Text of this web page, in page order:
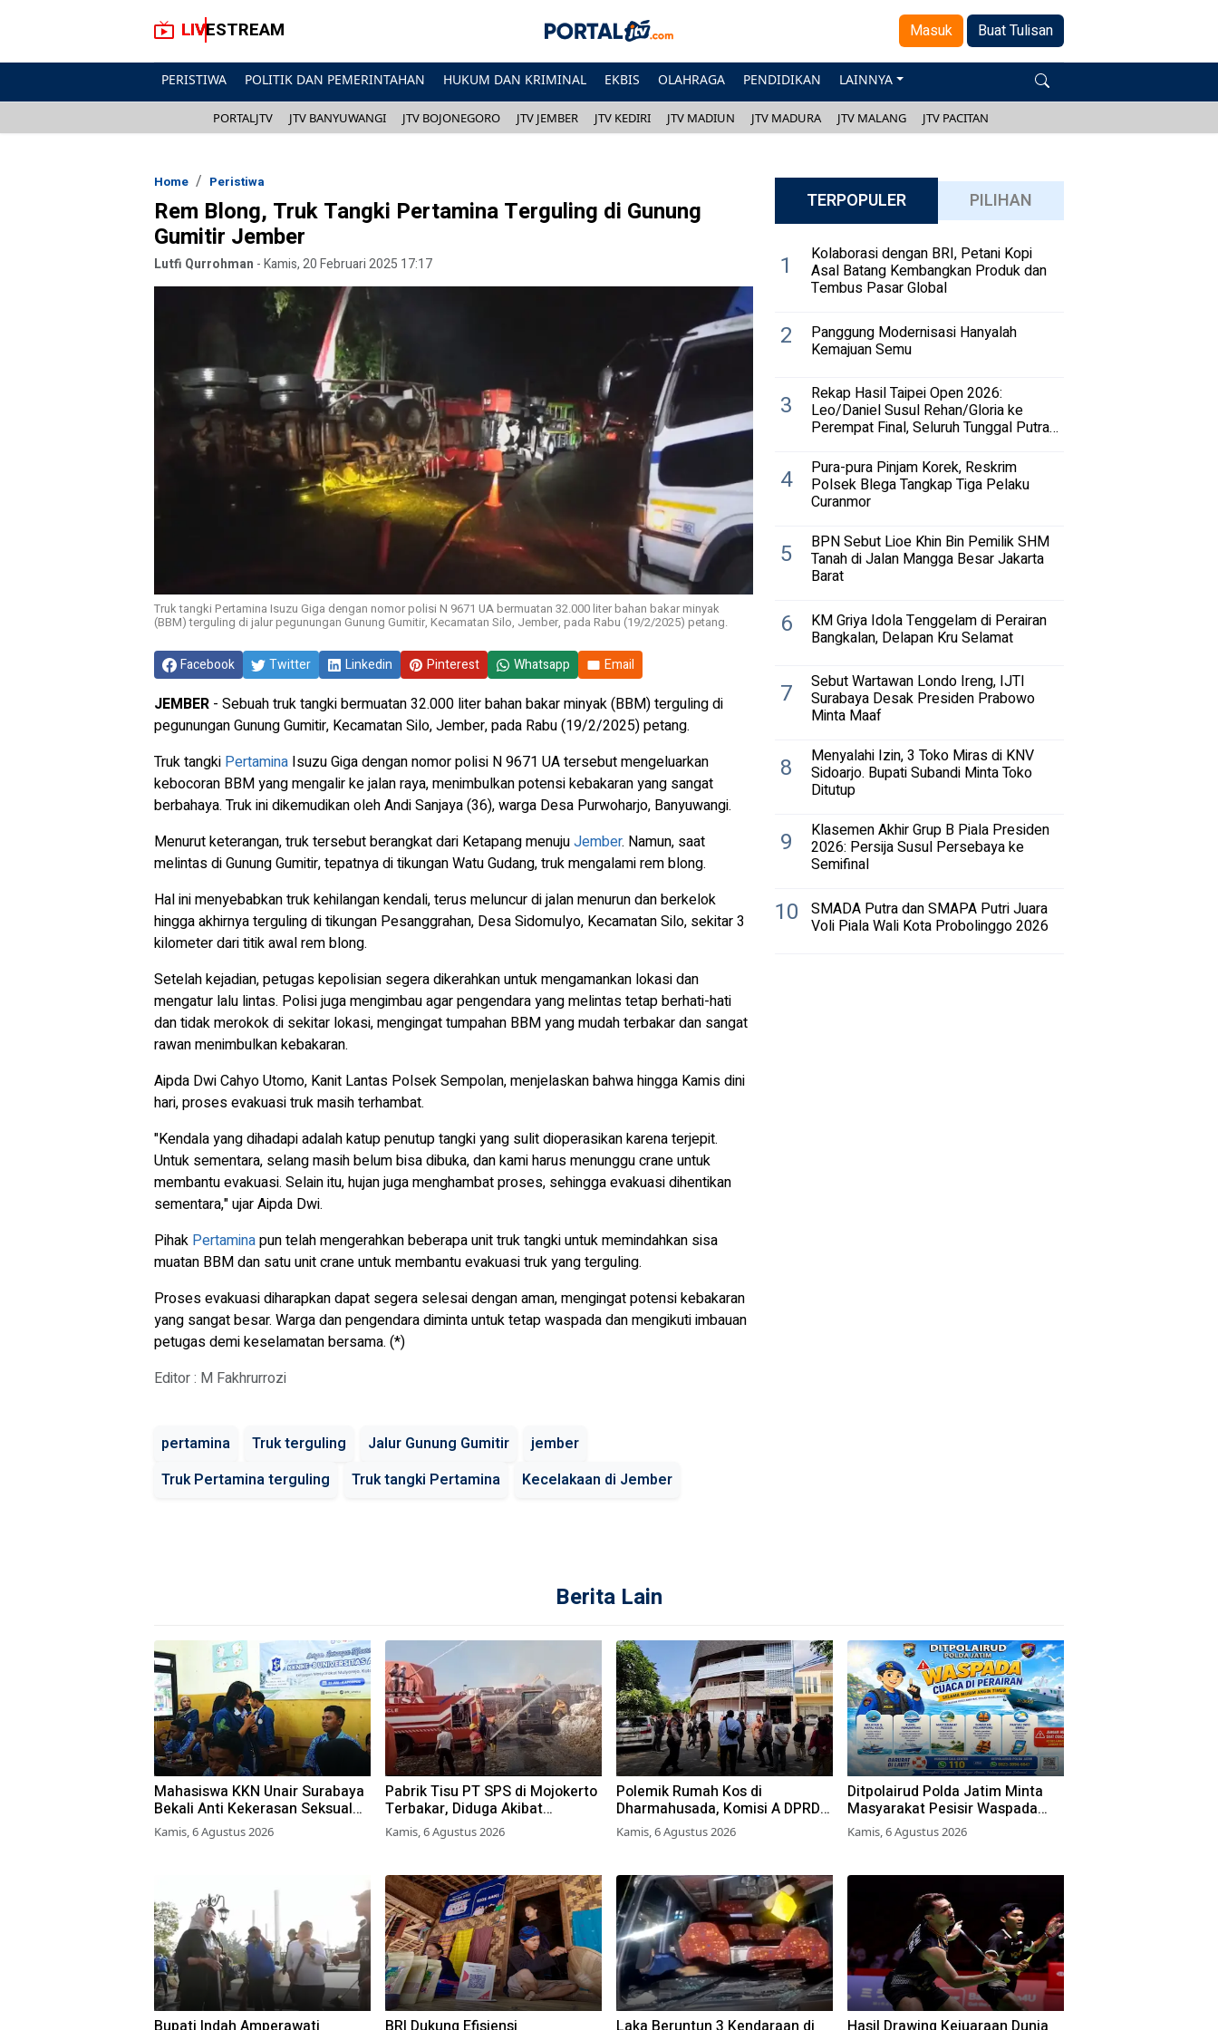
LIVESTREAM Masuk Buat Tulisan
PERISTIWA POLITIK DAN PEMERINTAHAN HUKUM DAN KRIMINAL EKBIS OLAHRAGA PENDIDIKAN LAINNYA
PORTALJTV JTV BANYUWANGI JTV BOJONEGORO JTV JEMBER JTV KEDIRI JTV MADIUN JTV MADURA JTV MALANG JTV PACITAN
Home Peristiwa
Rem Blong, Truk Tangki Pertamina Terguling di Gunung
Gumitir Jember
Lutfi Qurrohman -Kamis, 20 Februari 2025 17:17
Truk tangki Pertamina Isuzu Giga dengan nomor polisi N 9671 UA bermuatan 32.000 liter bahan bakar minyak
(BBM) terguling di jalur pegunungan Gunung Gumitir, Kecamatan Silo, Jember, pada Rabu (19/2/2025) petang.
Facebook Twitter Linkedin Pinterest Whatsapp Email
JEMBER - Sebuah truk tangki bermuatan 32.000 liter bahan bakar minyak (BBM) terguling di
pegunungan Gunung Gumitir, Kecamatan Silo, Jember, pada Rabu (19/2/2025) petang.
Truk tangki Pertamina Isuzu Giga dengan nomor polisi N 9671 UA tersebut mengeluarkan
kebocoran BBM yang mengalir ke jalan raya, menimbulkan potensi kebakaran yang sangat
berbahaya. Truk ini dikemudikan oleh Andi Sanjaya (36), warga Desa Purwoharjo, Banyuwangi.
Menurut keterangan, truk tersebut berangkat dari Ketapang menujuJember. Namun, saat
melintas di Gunung Gumitir, tepatnya di tikungan Watu Gudang, truk mengalami rem blong.
Hal ini menyebabkan truk kehilangan kendali, terus meluncur di jalan menurun dan berkelok
hingga akhirnya terguling di tikungan Pesanggrahan, Desa Sidomulyo, Kecamatan Silo, sekitar 3
kilometer dari titik awal rem blong.
Setelah kejadian, petugas kepolisian segera dikerahkan untuk mengamankan lokasi dan
mengatur lalu lintas. Polisi juga mengimbau agar pengendara yang melintas tetap berhati-hati
dan tidak merokok di sekitar lokasi, mengingat tumpahan BBM yang mudah terbakar dan sangat
rawan menimbulkan kebakaran.
Aipda Dwi Cahyo Utomo, Kanit Lantas Polsek Sempolan, menjelaskan bahwa hingga Kamis dini
hari, proses evakuasi truk masih terhambat.
"Kendala yang dihadapi adalah katup penutup tangki yang sulit dioperasikan karena terjepit.
Untuk sementara, selang masih belum bisa dibuka, dan kami harus menunggu crane untuk
membantu evakuasi. Selain itu, hujan juga menghambat proses, sehingga evakuasi dihentikan
sementara," ujar Aipda Dwi.
Pihak Pertaminapun telah mengerahkan beberapa unit truk tangki untuk memindahkan sisa
muatan BBM dan satu unit crane untuk membantu evakuasi truk yang terguling.
Proses evakuasi diharapkan dapat segera selesai dengan aman, mengingat potensi kebakaran
yang sangat besar. Warga dan pengendara diminta untuk tetap waspada dan mengikuti imbauan
petugas demi keselamatan bersama. (*)
Editor : M Fakhrurrozi
pertamina Truk terguling Jalur Gunung Gumitir
jember
Truk Pertamina terguling
Truk tangki Pertamina Kecelakaan di Jember
TERPOPULER PILIHAN
1 Kolaborasi dengan BRI, Petani Kopi
Asal Batang Kembangkan Produk dan
Tembus Pasar Global
2 Panggung Modernisasi Hanyalah
Kemajuan Semu
3 Rekap Hasil Taipei Open 2026:
Leo/Daniel Susul Rehan/Gloria ke
Perempat Final, Seluruh Tunggal Putra
4 Pura-pura Pinjam Korek, Reskrim
Polsek Blega Tangkap Tiga Pelaku
Curanmor
5 BPN Sebut Lioe Khin Bin Pemilik SHM
Tanah di Jalan Mangga Besar Jakarta
Barat
6 KM Griya Idola Tenggelam di Perairan
Bangkalan, Delapan Kru Selamat
7 Sebut Wartawan Londo Ireng, IJTI
Surabaya Desak Presiden Prabowo
Minta Maaf
8 Menyalahi Izin, 3 Toko Miras di KNV
Sidoarjo. Bupati Subandi Minta Toko
Ditutup
9 Klasemen Akhir Grup B Piala Presiden
2026: Persija Susul Persebaya ke
Semifinal
10 SMADA Putra dan SMAPA Putri Juara
Voli Piala Wali Kota Probolinggo 2026
Berita Lain
Mahasiswa KKN Unair Surabaya
Bekali Anti Kekerasan Seksual
pada Siswa SMK
Kamis, 6 Agustus 2026
Pabrik Tisu PT SPS di Mojokerto
Terbakar, Diduga Akibat
Pembakaran Lahan Tebu
Kamis, 6 Agustus 2026
Polemik Rumah Kos di
Dharmahusada, Komisi A DPRD
Surabaya Desak Pemkot
Terbitkan Perwali Perda Hunian
Kamis, 6 Agustus 2026
Ditpolairud Polda Jatim Minta
Masyarakat Pesisir Waspada
Cuaca Ekstrem
Kamis, 6 Agustus 2026